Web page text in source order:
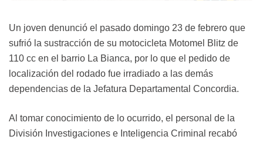
Un joven denunció el pasado domingo 23 de febrero que
sufrió la sustracción de su motocicleta Motomel Blitz de
110 cc en el barrio La Bianca, por lo que el pedido de
localización del rodado fue irradiado a las demás
dependencias de la Jefatura Departamental Concordia.
Al tomar conocimiento de lo ocurrido, el personal de la
División Investigaciones e Inteligencia Criminal recabó